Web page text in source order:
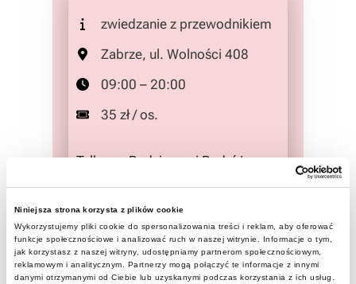
Niniejsza strona korzysta z plików cookie
Wykorzystujemy pliki cookie do spersonalizowania treści i reklam, aby oferować
funkcje społecznościowe i analizować ruch w naszej witrynie. Informacje o tym,
jak korzystasz z naszej witryny, udostępniamy partnerom społecznościowym,
reklamowym i analitycznym. Partnerzy mogą połączyć te informacje z innymi
danymi otrzymanymi od Ciebie lub uzyskanymi podczas korzystania z ich usług.
zwiedzanie z przewodnikiem
Zabrze, ul. Wolności 408
09:00 – 20:00
35 zł / os.
Tylko na Podziemnej Podróży w
Czasie: zobaczysz miejsca, które
liczą sobie ponad 200
lat, odwiedzisz podziemny port,
przespacerujesz się chodnikiem,
który dosłownie w całości został